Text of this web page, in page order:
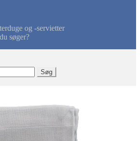
og -servietter
søger?
Søg